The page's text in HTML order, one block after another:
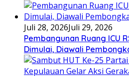
Juli 28, 2026Juli 29, 2026
Pembangunan Ruang ICU
Dimulai, Diawali